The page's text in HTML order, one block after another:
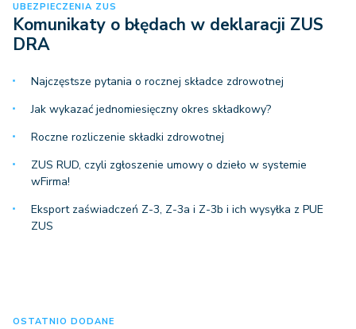
UBEZPIECZENIA ZUS
Komunikaty o błędach w deklaracji ZUS
DRA
Najczęstsze pytania o rocznej składce zdrowotnej
Jak wykazać jednomiesięczny okres składkowy?
Roczne rozliczenie składki zdrowotnej
ZUS RUD, czyli zgłoszenie umowy o dzieło w systemie
wFirma!
Eksport zaświadczeń Z-3, Z-3a i Z-3b i ich wysyłka z PUE
ZUS
OSTATNIO DODANE